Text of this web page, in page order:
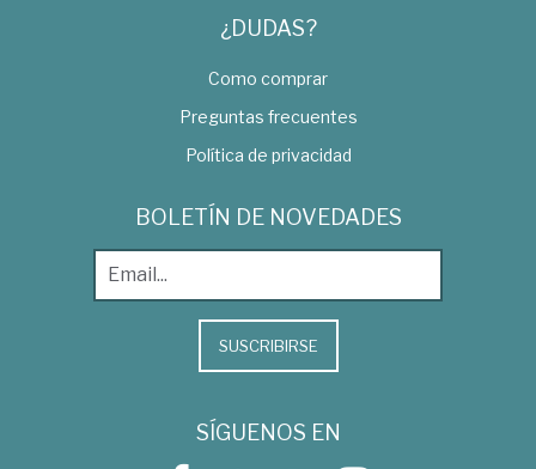
¿DUDAS?
Como comprar
Preguntas frecuentes
Política de privacidad
BOLETÍN DE NOVEDADES
SUSCRIBIRSE
SÍGUENOS EN